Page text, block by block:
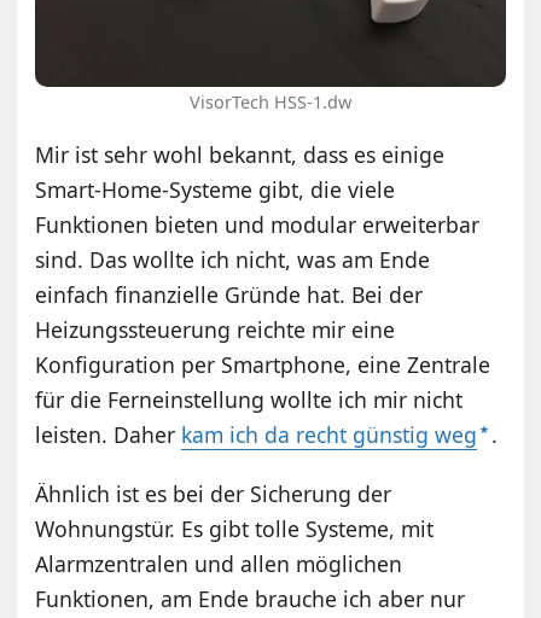
VisorTech HSS-1.dw
Mir ist sehr wohl bekannt, dass es einige
Smart-Home-Systeme gibt, die viele
Funktionen bieten und modular erweiterbar
sind. Das wollte ich nicht, was am Ende
einfach finanzielle Gründe hat. Bei der
Heizungssteuerung reichte mir eine
Konfiguration per Smartphone, eine Zentrale
für die Ferneinstellung wollte ich mir nicht
leisten. Daher kam ich da recht günstig weg .
Ähnlich ist es bei der Sicherung der
Wohnungstür. Es gibt tolle Systeme, mit
Alarmzentralen und allen möglichen
Funktionen, am Ende brauche ich aber nur